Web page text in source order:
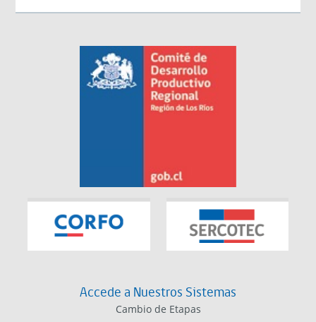
Accede a Nuestros Sistemas
Cambio de Etapas